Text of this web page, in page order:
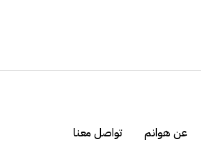
عن هوانم تواصل معنا